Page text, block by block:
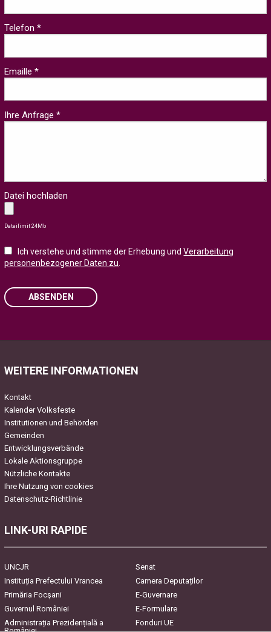
Telefon *
Emaille *
Ihre Anfrage *
Datei hochladen
Dateilimit 24Mb
Ich verstehe und stimme der Erhebung undVerarbeitung
personenbezogener Daten zu.
ABSENDEN
WEITERE INFORMATIONEN
Kontakt
Kalender Volksfeste
Institutionen und Behörden
Gemeinden
Entwicklungsverbände
Lokale Aktionsgruppe
Nützliche Kontakte
Ihre Nutzung von cookies
Datenschutz-Richtlinie
LINK-URI RAPIDE
UNCJR
Senat
Instituția Prefectului Vrancea
Camera Deputaților
Primăria Focşani
E-Guvernare
Guvernul României
E-Formulare
Administrația Prezidențială a
Fonduri UE